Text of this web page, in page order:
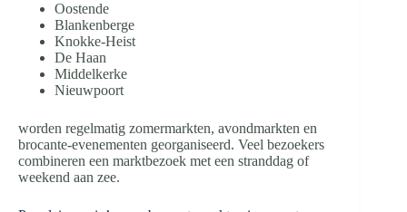
Oostende
Blankenberge
Knokke-Heist
De Haan
Middelkerke
Nieuwpoort
worden regelmatig zomermarkten, avondmarkten en
brocante-evenementen georganiseerd. Veel bezoekers
combineren een marktbezoek met een stranddag of
weekend aan zee.